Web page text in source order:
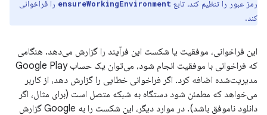
رمز عبور را تنظیم کند، تابع ensureWorkingEnvironment را فراخوانی
کند.
این فراخوانی، موفقیت یا شکست این فرآیند را گزارش می‌دهد. هنگامی
که فراخوانی با موفقیت انجام شود، می‌توان یک حساب Google Play
مدیریت‌شده اضافه کرد. اگر فراخوانی خطایی را گزارش دهد، از کاربر
می‌خواهد که مطمئن شود دستگاه به شبکه متصل است (برای مثال، اگر
دانلود ناموفق باشد). در موارد دیگر، این شکست را به Google گزارش